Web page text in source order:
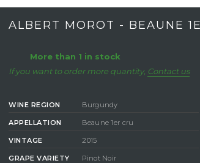
ALBERT MOROT - BEAUNE
More than 1 in stock
If you want to order more quantity, Contact us
WINE REGION Burgundy
APPELLATION Beaune 1er cru
VINTAGE 2015
GRAPE VARIETY Pinot Noir